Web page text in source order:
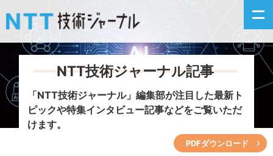
新着情報
NTT技術ジャーナル記事
「NTT技術ジャーナル」編集部が注目した最新ト
ピックや特集インタビュー記事などをご覧いただ
けます。
PDFダウンロード